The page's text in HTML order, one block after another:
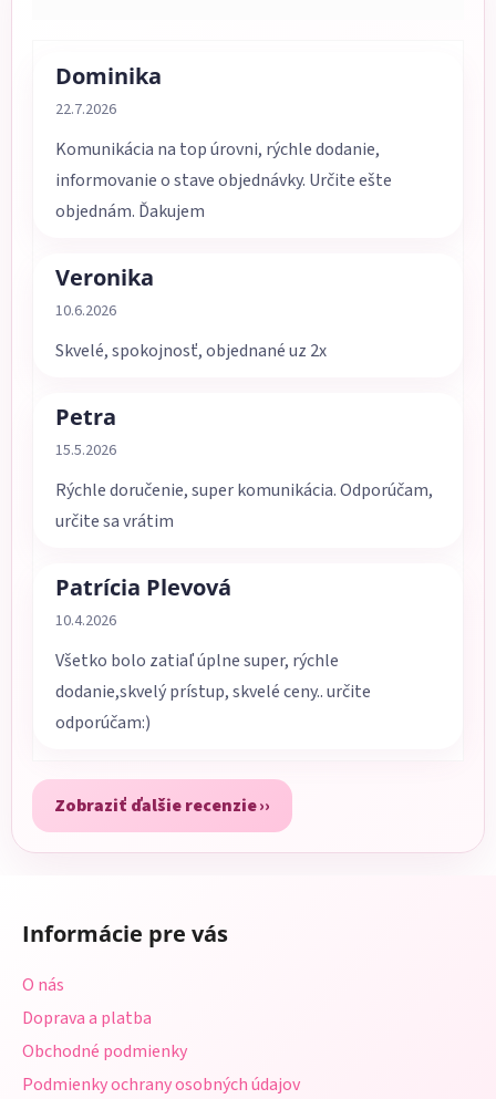
Dominika
Hodnotenie obchodu je 5 z 5 hviezdičiek.
22.7.2026
Komunikácia na top úrovni, rýchle dodanie,
informovanie o stave objednávky. Určite ešte
objednám. Ďakujem
Veronika
Hodnotenie obchodu je 5 z 5 hviezdičiek.
10.6.2026
Skvelé, spokojnosť, objednané uz 2x
Petra
Hodnotenie obchodu je 5 z 5 hviezdičiek.
15.5.2026
Rýchle doručenie, super komunikácia. Odporúčam,
určite sa vrátim
Patrícia Plevová
Hodnotenie obchodu je 5 z 5 hviezdičiek.
10.4.2026
Všetko bolo zatiaľ úplne super, rýchle
dodanie,skvelý prístup, skvelé ceny.. určite
odporúčam:)
Zobraziť ďalšie recenzie
Informácie pre vás
O nás
Doprava a platba
Obchodné podmienky
Podmienky ochrany osobných údajov